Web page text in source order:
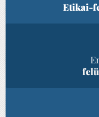
Etikai-